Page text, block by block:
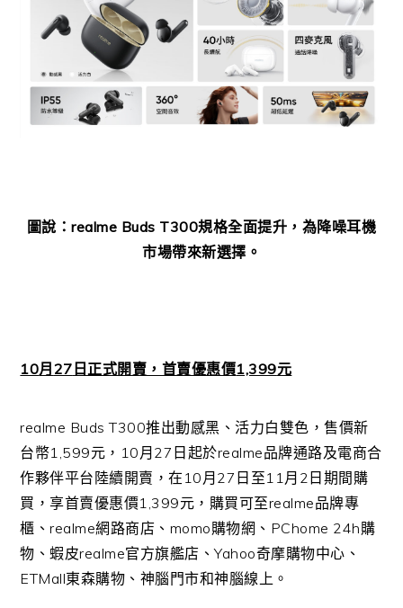
圖說：realme Buds T300規格全面提升，為降噪耳機
市場帶來新選擇。
10月27 日正式開賣，首賣優惠價1,399元
realme Buds T300推出動感黑、活力白雙色，售價新
台幣1,599元， 10 月27 日起於realme品牌通路及電商合
作夥伴平台陸續開賣，在 10 月27 日至11 月 2 日期間購
買，享首賣優惠價1,399元，購買可至realme品牌專
櫃、realme網路商店、 momo購物網、 PChome 24h購
物、蝦皮realme官方旗艦店、Yahoo奇摩購物中心、
ETMall東森購物、神腦門市和神腦線上。